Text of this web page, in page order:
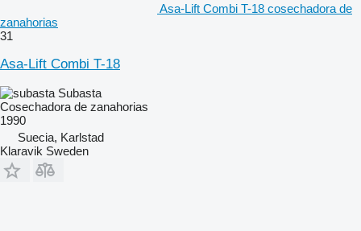
Asa-Lift Combi T-18 cosechadora de
zanahorias
31
Asa-Lift Combi T-18
Subasta
Cosechadora de zanahorias
1990
Suecia, Karlstad
Klaravik Sweden